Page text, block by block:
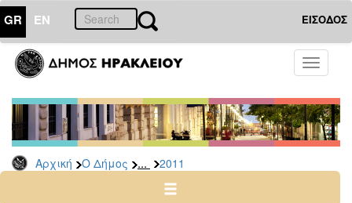
GR EN ΕΙΣΟΔΟΣ
Toggle
Αρχική Ο Δήμος ... 2011
ΔΗΜΟΣ
Δελτία
Τύπου
Αρχείο
2026